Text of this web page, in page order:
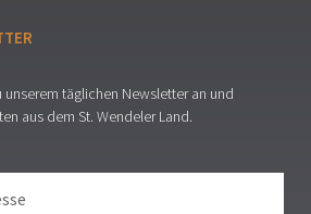
täglichen Newsletter an und
aus dem St. Wendeler Land.